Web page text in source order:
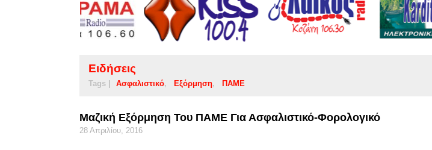
Ειδήσεις
Tags | Ασφαλιστικό Εξόρμηση ΠΑΜΕ
Μαζική Εξόρμηση Του ΠΑΜΕ Για Ασφαλιστικό-Φορολογικό
28 Απριλίου, 2016